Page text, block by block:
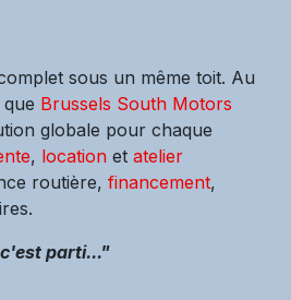
sous un même toit. Au
Brussels South Motors
globale pour chaque
, location et atelier
routière, financement,
parti..."